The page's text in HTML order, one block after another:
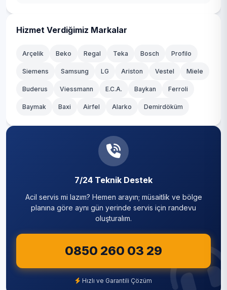
Hizmet Verdiğimiz Markalar
Arçelik Beko Regal Teka Bosch Profilo
Siemens Samsung LG Ariston Vestel Miele
Buderus Viessmann E.C.A. Baykan Ferroli
Baymak Baxi Airfel Alarko Demirdöküm
7/24 Teknik Destek
Acil servis mi lazım? Hemen arayın; müsaitlik ve bölge
planına göre aynı gün yerinde servis için randevu
oluşturalım.
0850 260 03 29
Hızlı ve Garantili Çözüm